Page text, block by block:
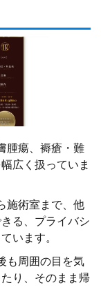
腫瘍、褥瘡・難
広く扱っていま
施術室まで、他
る、プライバシ
います。
も周囲の目を気
り、そのまま帰